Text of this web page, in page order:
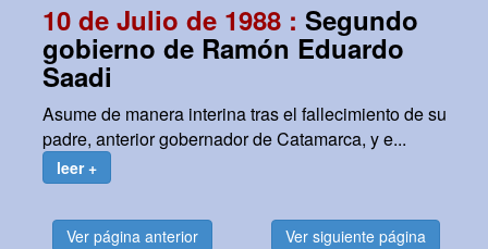
10 de Julio de 1988 : Segundo
gobierno de Ramón Eduardo
Saadi
Asume de manera interina tras el fallecimiento de su
padre, anterior gobernador de Catamarca, y e...
leer +
Ver página anterior Ver siguiente página